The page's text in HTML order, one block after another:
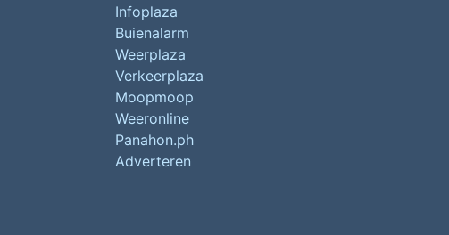
Infoplaza
Buienalarm
Weerplaza
Verkeerplaza
Moopmoop
Weeronline
Panahon.ph
Adverteren